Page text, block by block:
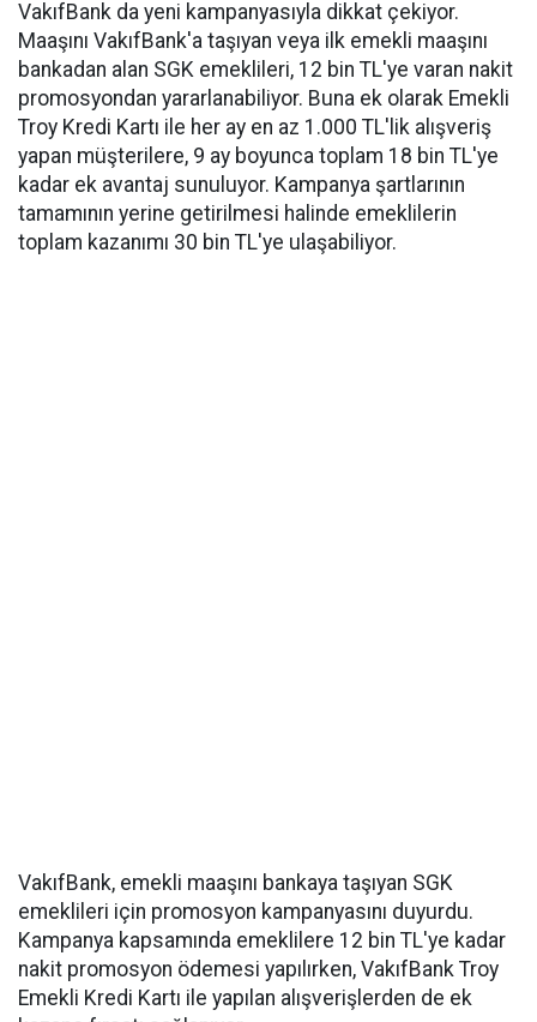
VakıfBank da yeni kampanyasıyla dikkat çekiyor.
Maaşını VakıfBank'a taşıyan veya ilk emekli maaşını
bankadan alan SGK emeklileri, 12 bin TL'ye varan nakit
promosyondan yararlanabiliyor. Buna ek olarak Emekli
Troy Kredi Kartı ile her ay en az 1.000 TL'lik alışveriş
yapan müşterilere, 9 ay boyunca toplam 18 bin TL'ye
kadar ek avantaj sunuluyor. Kampanya şartlarının
tamamının yerine getirilmesi halinde emeklilerin
toplam kazanımı 30 bin TL'ye ulaşabiliyor.
VakıfBank, emekli maaşını bankaya taşıyan SGK
emeklileri için promosyon kampanyasını duyurdu.
Kampanya kapsamında emeklilere 12 bin TL'ye kadar
nakit promosyon ödemesi yapılırken, VakıfBank Troy
Emekli Kredi Kartı ile yapılan alışverişlerden de ek